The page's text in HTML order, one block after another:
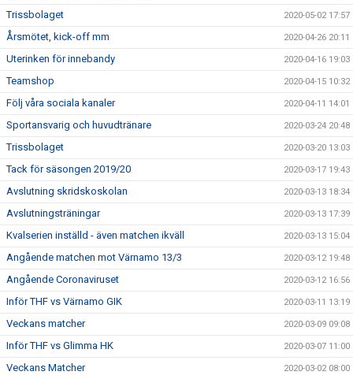
Trissbolaget 2020-05-02 17:57
Årsmötet, kick-off mm 2020-04-26 20:11
Uterinken för innebandy 2020-04-16 19:03
Teamshop 2020-04-15 10:32
Följ våra sociala kanaler 2020-04-11 14:01
Sportansvarig och huvudtränare 2020-03-24 20:48
Trissbolaget 2020-03-20 13:03
Tack för säsongen 2019/20 2020-03-17 19:43
Avslutning skridskoskolan 2020-03-13 18:34
Avslutningsträningar 2020-03-13 17:39
Kvalserien inställd - även matchen ikväll 2020-03-13 15:04
Angående matchen mot Värnamo 13/3 2020-03-12 19:48
Angående Coronaviruset 2020-03-12 16:56
Inför THF vs Värnamo GIK 2020-03-11 13:19
Veckans matcher 2020-03-09 09:08
Inför THF vs Glimma HK 2020-03-07 11:00
Veckans Matcher 2020-03-02 08:00